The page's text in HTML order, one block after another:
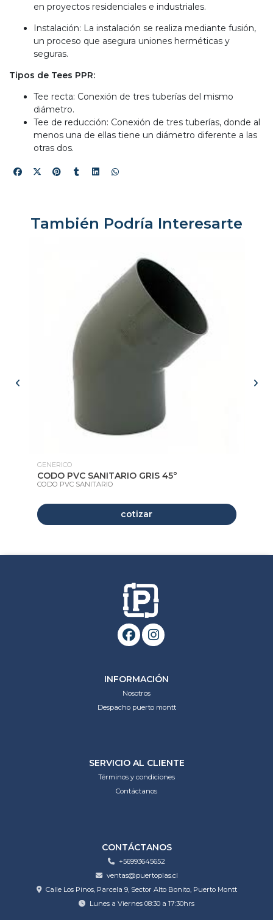
en proyectos residenciales e industriales.
Instalación: La instalación se realiza mediante fusión,
un proceso que asegura uniones herméticas y
seguras.
Tipos de Tees PPR:
Tee recta: Conexión de tres tuberías del mismo
diámetro.
Tee de reducción: Conexión de tres tuberías, donde al
menos una de ellas tiene un diámetro diferente a las
otras dos.
También Podría Interesarte
GENERICO
CODO PVC SANITARIO GRIS 45°
CODO PVC SANITARIO
cotizar
INFORMACIÓN
Nosotros
Despacho puerto montt
SERVICIO AL CLIENTE
Términos y condiciones
Contáctanos
CONTÁCTANOS
+56993645652
ventas@puertoplas.cl
Calle Los Pinos, Parcela 9, Sector Alto Bonito, Puerto Montt
Lunes a Viernes 08:30 a 17:30hrs